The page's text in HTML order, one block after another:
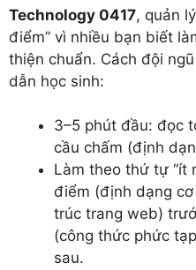
Technology 0417, quản
điểm” vì nhiều bạn biết
thiện chuẩn. Cách đội
dẫn học sinh:
3–5 phút đầu: đọc
cầu chấm (định
Làm theo thứ tự “ít
điểm (định dạng
trúc trang web)
(công thức phức
sau.